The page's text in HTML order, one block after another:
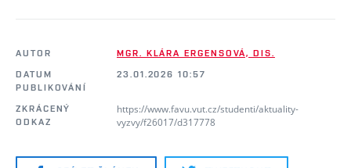
AUTOR
MGR. KLÁRA ERGENSOVÁ, DIS.
DATUM
PUBLIKOVÁNÍ
23.01.2026 10:57
ZKRÁCENÝ
ODKAZ
https://www.favu.vut.cz/studenti/aktuality-
vyzvy/f26017/d317778